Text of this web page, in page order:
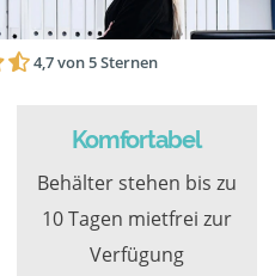
4,7 von 5 Sternen
Komfortabel
Behälter stehen bis zu
10 Tagen mietfrei zur
Verfügung